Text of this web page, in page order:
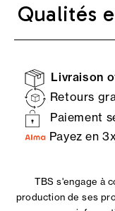
Qualités
Livraison
Retours
Paiement
Payez en
TBS s'engage à
production de ses